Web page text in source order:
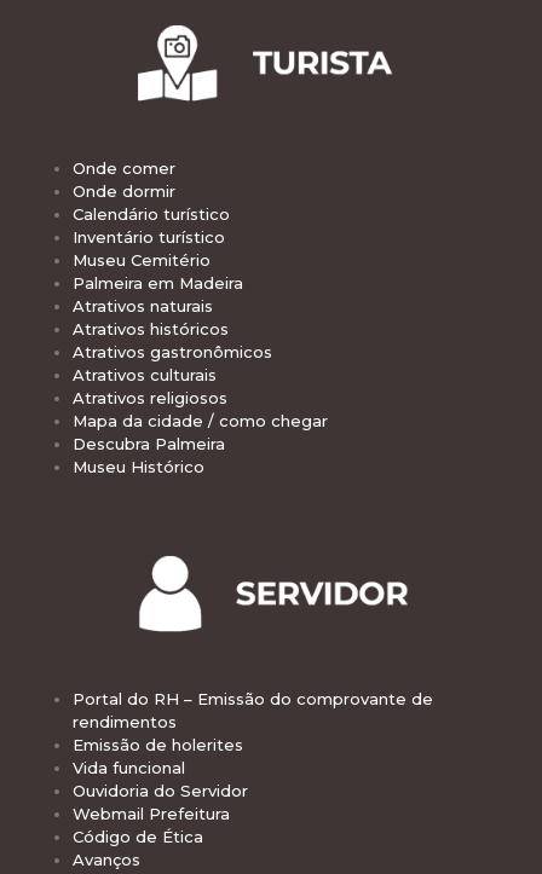
Onde comer
Onde dormir
Calendário turístico
Inventário turístico
Museu Cemitério
Palmeira em Madeira
Atrativos naturais
Atrativos históricos
Atrativos gastronômicos
Atrativos culturais
Atrativos religiosos
Mapa da cidade / como chegar
Descubra Palmeira
Museu Histórico
Portal do RH – Emissão do comprovante de
rendimentos
Emissão de holerites
Vida funcional
Ouvidoria do Servidor
Webmail Prefeitura
Código de Ética
Avanços